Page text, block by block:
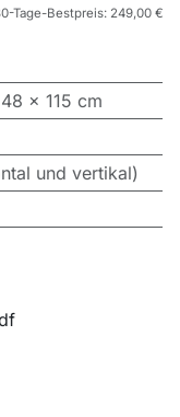
Tage-Bestpreis: 249,00€
x 115 cm
und vertikal)